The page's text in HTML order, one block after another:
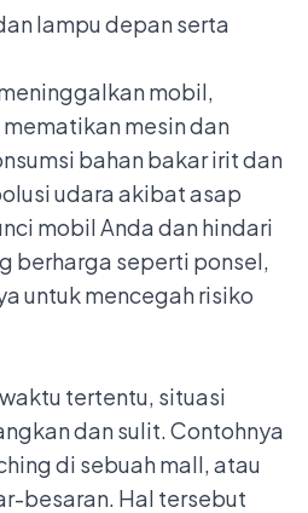
lampu depan serta
mobil,
mesin dan
bahan bakar irit dan
udara akibat asap
mobil Anda dan hindari
berharga seperti ponsel,
untuk mencegah risiko
tertentu, situasi
dan sulit. Contohnya
di sebuah mall, atau
besaran. Hal tersebut